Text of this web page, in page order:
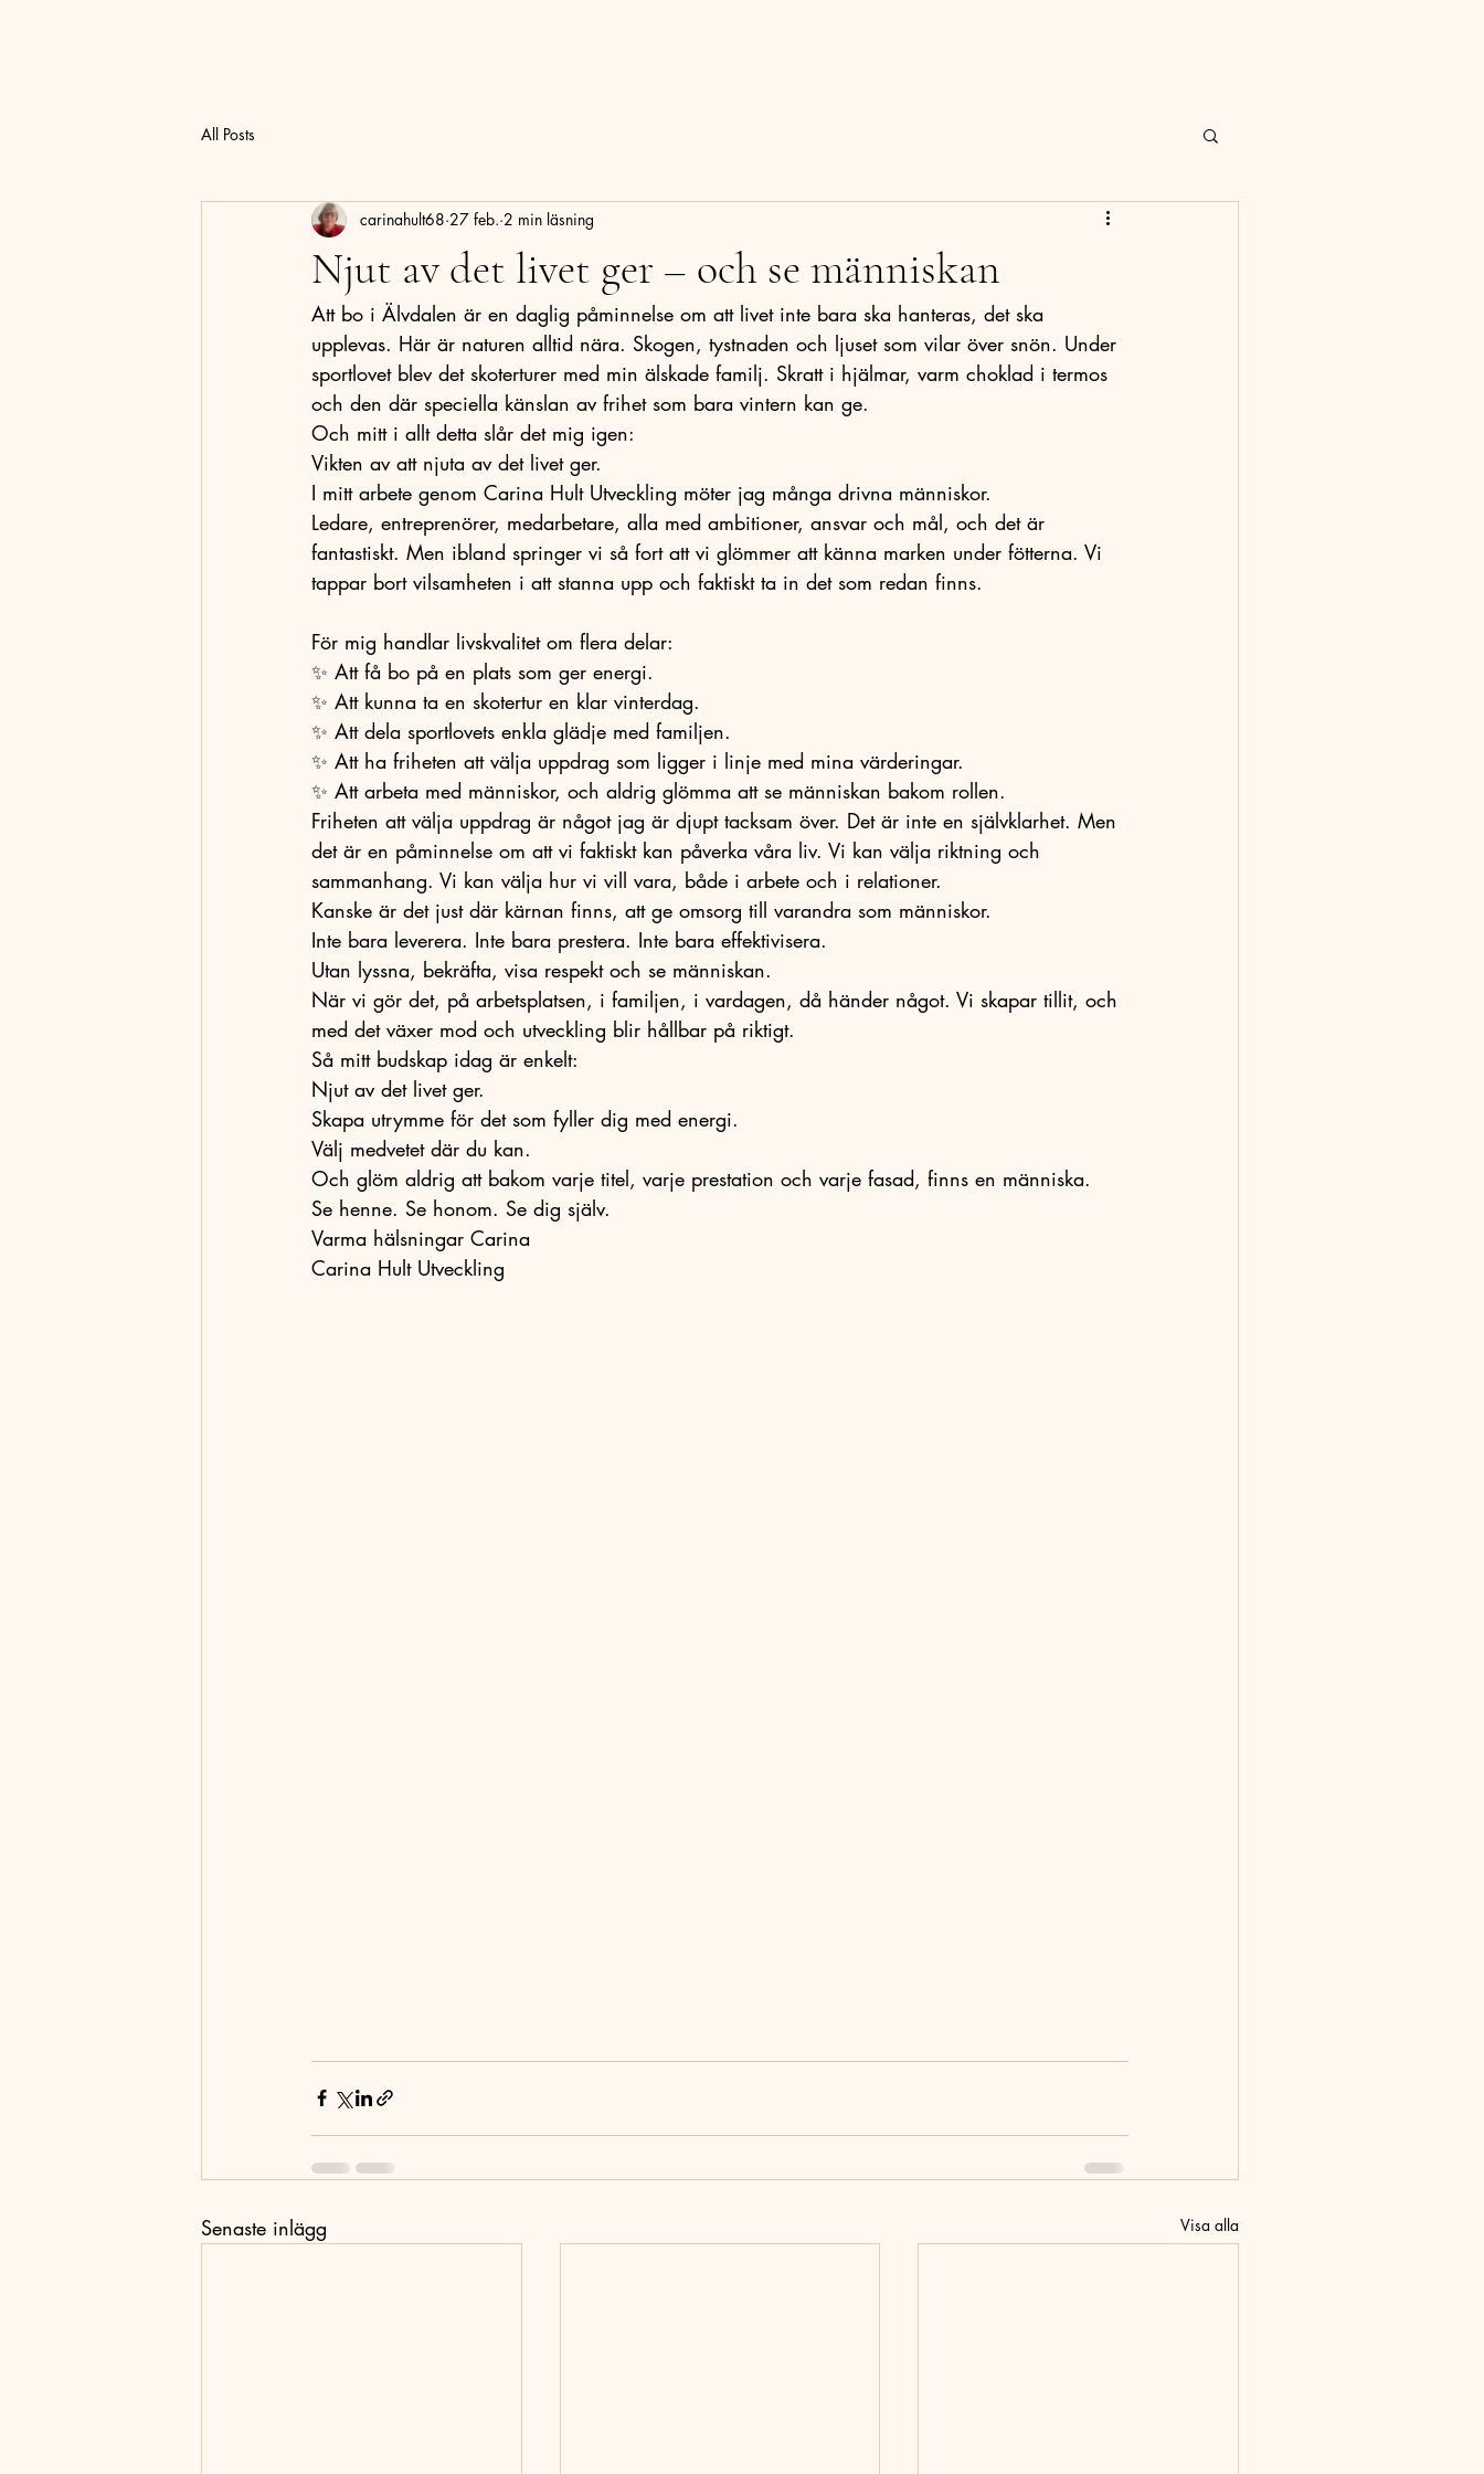
All Posts
Njut av det livet ger – och se människan
carinahult68 27 feb. 2 min läsning
Att bo i Älvdalen är en daglig påminnelse om att livet inte bara ska hanteras, det ska
upplevas. Här är naturen alltid nära. Skogen, tystnaden och ljuset som vilar över snön. Under
sportlovet blev det skoterturer med min älskade familj. Skratt i hjälmar, varm choklad i termos
och den där speciella känslan av frihet som bara vintern kan ge.
Och mitt i allt detta slår det mig igen:
Vikten av att njuta av det livet ger.
I mitt arbete genom Carina Hult Utveckling möter jag många drivna människor.
Ledare, entreprenörer, medarbetare, alla med ambitioner, ansvar och mål, och det är
fantastiskt. Men ibland springer vi så fort att vi glömmer att känna marken under fötterna. Vi
tappar bort vilsamheten i att stanna upp och faktiskt ta in det som redan finns.
För mig handlar livskvalitet om flera delar:
✨ Att få bo på en plats som ger energi.
✨ Att kunna ta en skotertur en klar vinterdag.
✨ Att dela sportlovets enkla glädje med familjen.
✨ Att ha friheten att välja uppdrag som ligger i linje med mina värderingar.
✨ Att arbeta med människor, och aldrig glömma att se människan bakom rollen.
Friheten att välja uppdrag är något jag är djupt tacksam över. Det är inte en självklarhet. Men
det är en påminnelse om att vi faktiskt kan påverka våra liv. Vi kan välja riktning och
sammanhang. Vi kan välja hur vi vill vara, både i arbete och i relationer.
Kanske är det just där kärnan finns, att ge omsorg till varandra som människor.
Inte bara leverera. Inte bara prestera. Inte bara effektivisera.
Utan lyssna, bekräfta, visa respekt och se människan.
När vi gör det, på arbetsplatsen, i familjen, i vardagen, då händer något. Vi skapar tillit, och
med det växer mod och utveckling blir hållbar på riktigt.
Så mitt budskap idag är enkelt:
Njut av det livet ger.
Skapa utrymme för det som fyller dig med energi.
Välj medvetet där du kan.
Och glöm aldrig att bakom varje titel, varje prestation och varje fasad, finns en människa.
Se henne. Se honom. Se dig själv.
Varma hälsningar Carina
Carina Hult Utveckling
Senaste inlägg Visa alla